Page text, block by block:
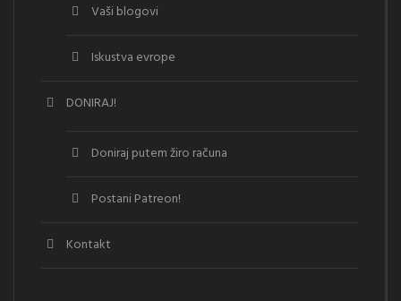
Vaši blogovi
Iskustva evrope
DONIRAJ!
Doniraj putem žiro računa
Postani Patreon!
Kontakt